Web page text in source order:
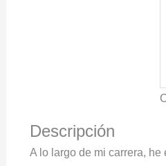
Descripción
A lo largo de mi carrera, he